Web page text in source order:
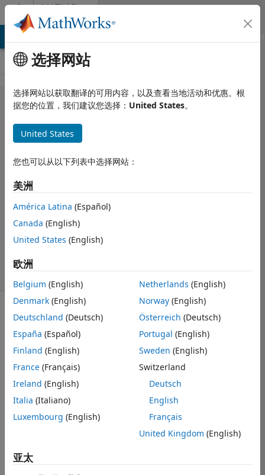
跳到内容 MATLAB
Answers
MATLAB Answers
How to
code the
following
equation in
matlab.
Anushka
2015 7 12
1 个回答
更新时间：2021 8
20
8 次查看（30 天）
信息
此问题已关
闭。 请重新打
开它进行编辑
或回答。
How to code
the following
选择网站
选择网站以获取翻译的可用内容，以及查看当地活动和优惠。根
据您的位置，我们建议您选择： United States。
United States
您也可以从以下列表中选择网站：
美洲
América Latina (Español)
Canada (English)
United States (English)
欧洲
Belgium (English)
Denmark (English)
Deutschland (Deutsch)
España (Español)
Finland (English)
France (Français)
Ireland (English)
Italia (Italiano)
Luxembourg (English)
Netherlands (English)
Norway(English)
Österreich (Deutsch)
Portugal (English)
Sweden (English)
Switzerland
Deutsch
English
Français
United Kingdom (English)
亚太